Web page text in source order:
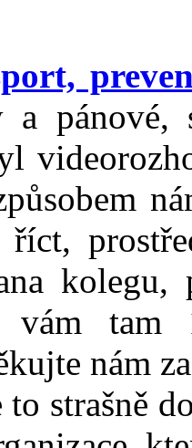
a pánové,
kolegu,
vám tam
nám
strašně